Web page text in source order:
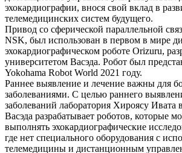
эхокардиографии, внося свой вклад в
телемедицинских систем будущего.
Привод со сферической параллельной
NSK, был использован в первом в мире
эхокардиографическом роботе Orizuru,
университетом Васэда. Робот был
Yokohama Robot World 2021 году.
Раннее выявление и лечение важны для
заболеваниями. С целью раннего
заболеваний лаборатория Хироясу Ивата
Васэда разрабатывает роботов, которые
выполнять эхокардиографические
где нет специального оборудования с
телемедицины и дистанционным